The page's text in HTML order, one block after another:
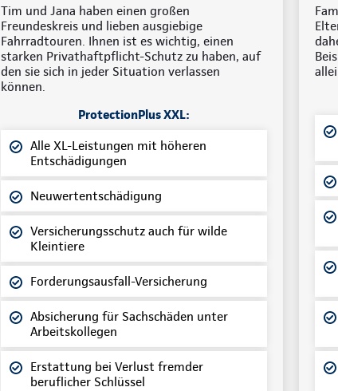
Tim und Jana haben einen großen
Freundeskreis und lieben ausgiebige
Fahrradtouren. Ihnen ist es wichtig, einen
starken Privathaftpflicht-Schutz zu haben, auf
den sie sich in jeder Situation verlassen
können.
ProtectionPlus XXL:
Alle XL-Leistungen mit höheren
Entschädigungen
Neuwertentschädigung
Versicherungsschutz auch für wilde
Kleintiere
Forderungsausfall-Versicherung
Absicherung für Sachschäden unter
Arbeitskollegen
Erstattung bei Verlust fremder
beruflicher Schlüssel